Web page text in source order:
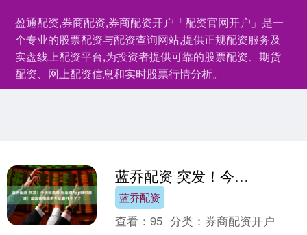
盈通配资,券商配资,券商配资开户「配资官网开户」是一
个专业的股票配资与配资查询网站,提供正规配资服务及
实盘线上配资平台,为投资者提供可靠的股票配资、期货
配资、网上配资信息和实时股票行情分析。
蓝乔配资 突发！今天早高峰 比亚迪App疑似崩溃！全国各地很多车趴着开不了了
蓝乔配资
查看：95 分类： 券商配资开户